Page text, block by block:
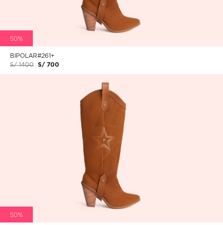
50%
BIPOLAR#261+
S/ 1400
S/ 700
50%